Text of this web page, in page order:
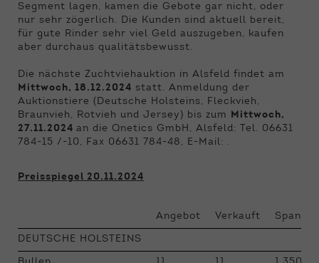
Segment lagen, kamen die Gebote gar nicht, oder
nur sehr zögerlich. Die Kunden sind aktuell bereit,
für gute Rinder sehr viel Geld auszugeben, kaufen
aber durchaus qualitätsbewusst.
Die nächste Zuchtviehauktion in Alsfeld findet am
Mittwoch, 18.12.2024 statt. Anmeldung der
Auktionstiere (Deutsche Holsteins, Fleckvieh,
Braunvieh, Rotvieh und Jersey) bis zum Mittwoch,
27.11.2024 an die Qnetics GmbH, Alsfeld: Tel. 06631
784-15 /-10, Fax 06631 784-48, E-Mail: .
Preisspiegel 20.11.2024
Angebot Verkauft Spanne
DEUTSCHE HOLSTEINS